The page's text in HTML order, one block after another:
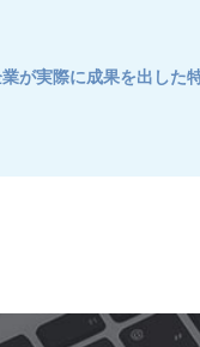
が実際に成果を出した